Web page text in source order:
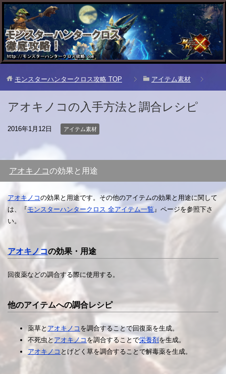
モンスターハンタークロス攻略 TOP アイテム素材
アオキノコの入手方法と調合レシピ
2016年1月12日 アイテム素材
アオキノコの効果と用途
アオキノコの効果と用途です。その他のアイテムの効果と用途に関して
は、『モンスターハンタークロス 全アイテム一覧 』ページを参照下さ
い。
アオキノコの効果・用途
回復薬などの調合する際に使用する。
他のアイテムへの調合レシピ
薬草と アオキノコ を調合することで回復薬を生成。
不死虫と アオキノコ を調合することで栄養剤 を生成。
アオキノコ とげどく草を調合することで解毒薬を生成。